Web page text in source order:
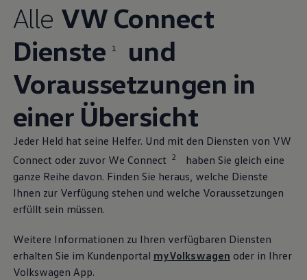
Alle VW Connect
Dienste
1
und
Voraussetzungen in
einer Übersicht
Jeder Held hat seine Helfer. Und mit den Diensten von VW
Connect oder zuvor We Connect 2
haben Sie gleich eine
ganze Reihe davon. Finden Sie heraus, welche Dienste
Ihnen zur Verfügung stehen und welche Voraussetzungen
erfüllt sein müssen.
Weitere Informationen zu Ihren verfügbaren Diensten
erhalten Sie im Kundenportal myVolkswagen oder in Ihrer
Volkswagen App.